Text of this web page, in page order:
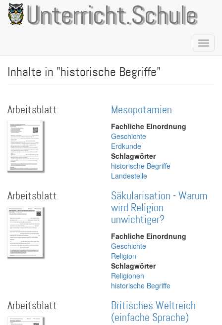
Direkt
zum
Inhalt
Unterricht.Schule
Inhalte in "historische Begriffe"
Arbeitsblatt Mesopotamien
Fachliche Einordnung
Geschichte
Erdkunde
Schlagwörter
historische Begriffe
Landesteile
Arbeitsblatt
Säkularisation - Warum
wird Religion
unwichtiger?
Fachliche Einordnung
Geschichte
Religion
Schlagwörter
Religionen
historische Begriffe
Arbeitsblatt
Britisches Weltreich
(einfache Sprache)